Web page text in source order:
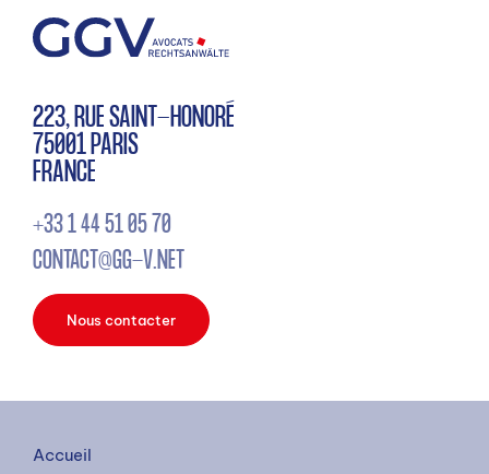
223, RUE SAINT-HONORÉ
75001 PARIS
FRANCE
+33 1 44 51 05 70
CONTACT@GG-V.NET
Nous contacter
Accueil